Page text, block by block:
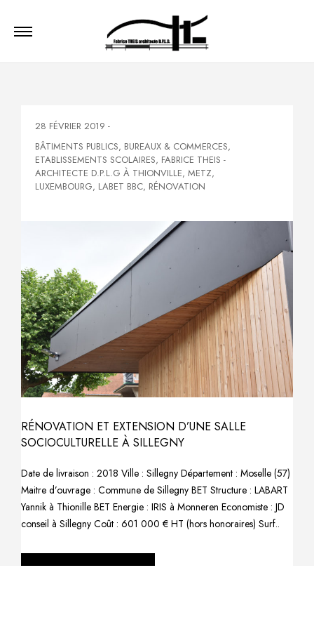
28 FÉVRIER 2019 -
BÂTIMENTS PUBLICS, BUREAUX & COMMERCES,
ETABLISSEMENTS SCOLAIRES, FABRICE THEIS -
ARCHITECTE D.P.L.G À THIONVILLE, METZ,
LUXEMBOURG, LABET BBC, RÉNOVATION
RÉNOVATION ET EXTENSION D’UNE SALLE
SOCIOCULTURELLE À SILLEGNY
Date de livraison : 2018 Ville : Sillegny Département : Moselle (57)
Maitre d’ouvrage : Commune de Sillegny BET Structure : LABART
Yannik à Thionille BET Energie : IRIS à Monneren Economiste : JD
conseil à Sillegny Coût : 601 000 € HT (hors honoraires) Surf..